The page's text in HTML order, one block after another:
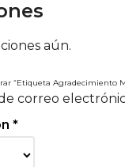
aún.
“Etiqueta Agradecimiento
correo
*